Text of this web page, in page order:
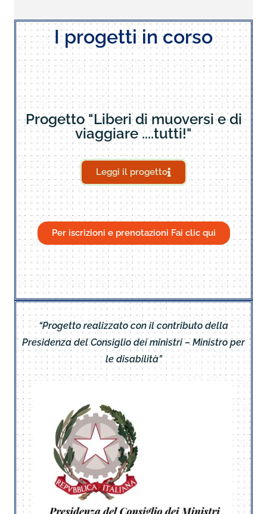
I progetti in corso
Progetto "Liberi di muoversi e di
viaggiare ....tutti!"
Leggi il progetto
Per iscrizioni e prenotazioni Fai clic qui
“Progetto realizzato con il contributo della
Presidenza del Consiglio dei ministri – Ministro per
le disabilità”